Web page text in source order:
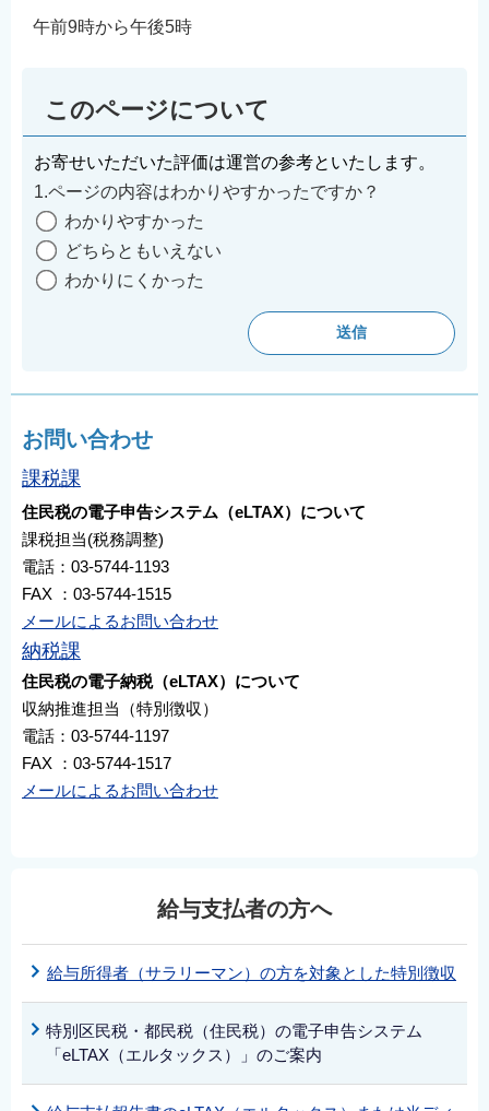
午前9時から午後5時
このページについて
お寄せいただいた評価は運営の参考といたします。
1.ページの内容はわかりやすかったですか？
わかりやすかった
どちらともいえない
わかりにくかった
お問い合わせ
課税課
住民税の電子申告システム（eLTAX）について
課税担当(税務調整)
電話：03-5744-1193
FAX ：03-5744-1515
メールによるお問い合わせ
納税課
住民税の電子納税（eLTAX）について
収納推進担当（特別徴収）
電話：03-5744-1197
FAX ：03-5744-1517
メールによるお問い合わせ
給与支払者の方へ
給与所得者（サラリーマン）の方を対象とした特別徴収
特別区民税・都民税（住民税）の電子申告システム
「eLTAX（エルタックス）」のご案内